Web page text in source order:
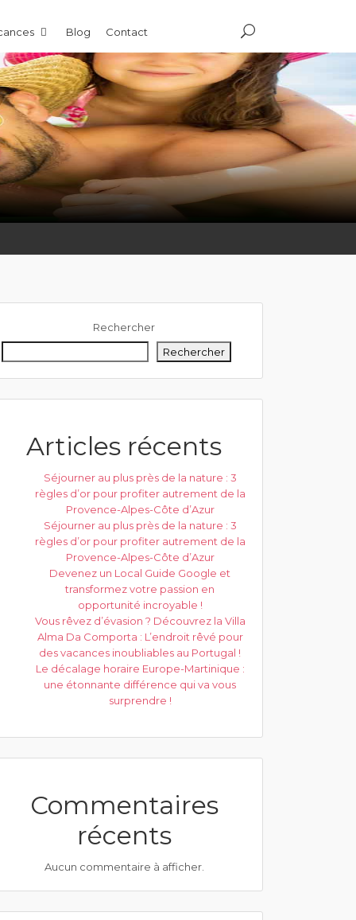
Blog Contact
Rechercher
Rechercher
Articles récents
Séjourner au plus près de la nature : 3
règles d’or pour profiter autrement de la
Provence-Alpes-Côte d’Azur
Séjourner au plus près de la nature : 3
règles d’or pour profiter autrement de la
Provence-Alpes-Côte d’Azur
Devenez un Local Guide Google et
transformez votre passion en
opportunité incroyable !
Vous rêvez d’évasion ? Découvrez la Villa
Alma Da Comporta : L’endroit rêvé pour
des vacances inoubliables au Portugal !
Le décalage horaire Europe-Martinique :
une étonnante différence qui va vous
surprendre !
Commentaires
récents
Aucun commentaire à afficher.